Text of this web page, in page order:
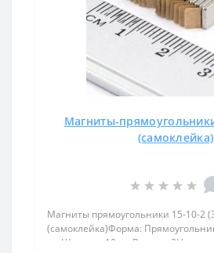
Магниты-
(самоклейка)
Магниты прямоугольники 15-10-2
(самоклейка)Форма:
ммШирина: 10 ммВысота: